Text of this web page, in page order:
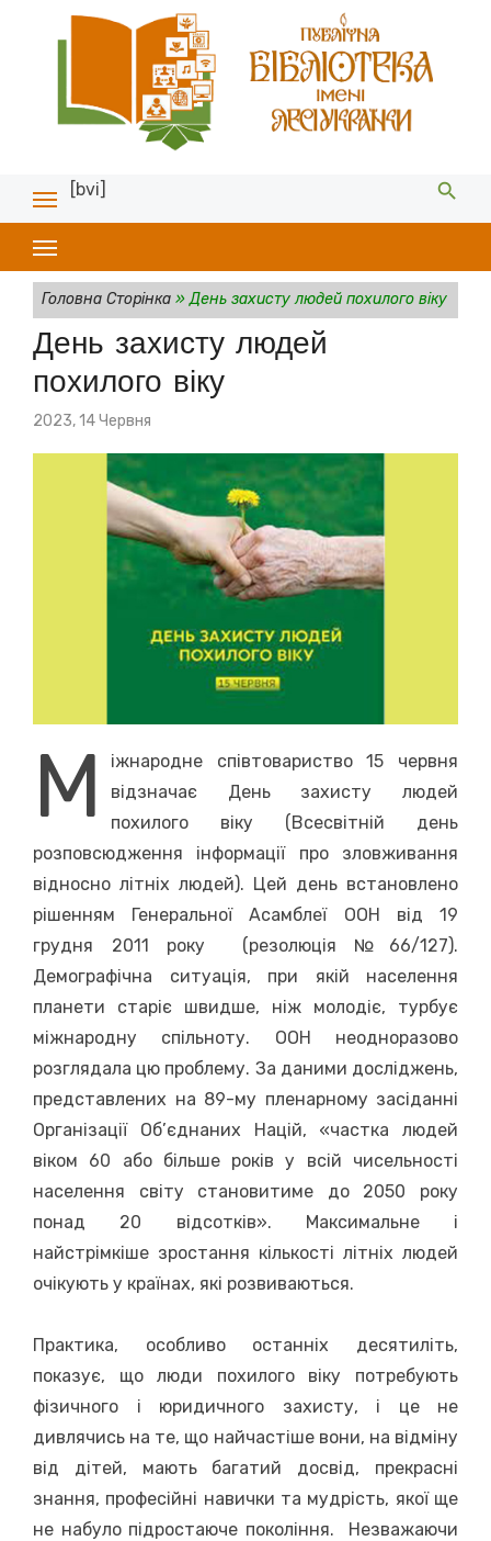
[bvi]
Головна Сторінка»День захисту людей похилого віку
День захисту людей
похилого віку
Posted
2023, 14 Червня
М
іжнародне співтовариство 15 червня
відзначає День захисту людей
похилого віку (Всесвітній день
розповсюдження інформації про зловживання
відносно літніх людей). Цей день встановлено
рішенням Генеральної Асамблеї ООН від 19
грудня 2011 року (резолюція №66/127).
Демографічна ситуація, при якій населення
планети старіє швидше, ніж молодіє, турбує
міжнародну спільноту. ООН неодноразово
розглядала цю проблему. За даними досліджень,
представлених на 89-му пленарному засіданні
Організації Об’єднаних Націй, «частка людей
віком 60 або більше років у всій чисельності
населення світу становитиме до 2050 року
понад 20 відсотків». Максимальне і
найстрімкіше зростання кількості літніх людей
очікують у країнах, які розвиваються.
Практика, особливо останніх десятиліть,
показує, що люди похилого віку потребують
фізичного і юридичного захисту, і це не
дивлячись на те, що найчастіше вони, на відміну
від дітей, мають багатий досвід, прекрасні
знання, професійні навички та мудрість, якої ще
не набуло підростаюче покоління. Незважаючи